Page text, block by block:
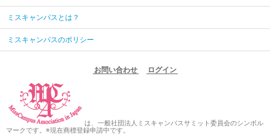
ミスキャンパスとは？
ミスキャンパスのポリシー
お問い合わせ ログイン
は、一般社団法人ミスキャンパスサミット委員会のシンボル
マークです。※現在商標登録申請中です。